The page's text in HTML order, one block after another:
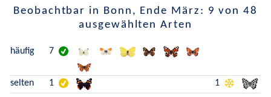
Beobachtbar in Bonn, Ende März: 9 von 48
ausgewählten Arten
häufig 7
selten 1 1